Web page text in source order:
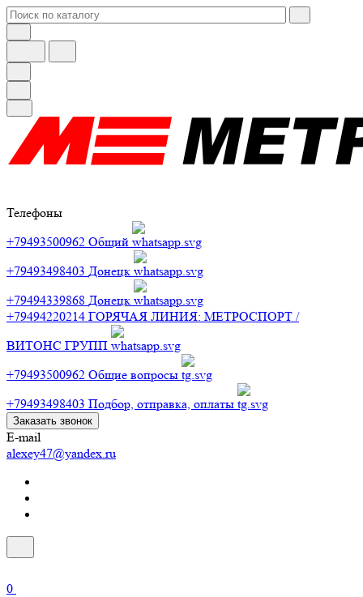
Телефоны
+79493500962 Общий
+79493498403 Донецк
+79494339868 Донецк
+79494220214 ГОРЯЧАЯ ЛИНИЯ: МЕТРОСПОРТ /
ВИТОНС ГРУПП
+79493500962 Общие вопросы
+79493498403 Подбор, отправка, оплаты
Заказать звонок
E-mail
alexey47@yandex.ru
0